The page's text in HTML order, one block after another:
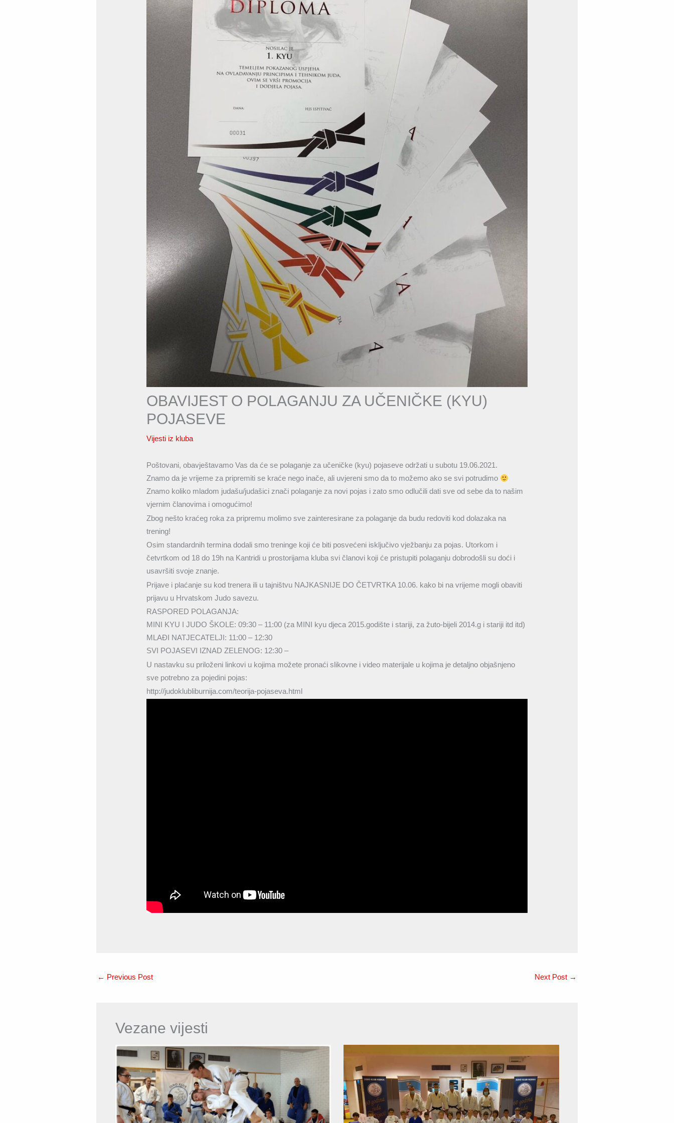
OBAVIJEST O POLAGANJU ZA UČENIČKE (KYU)
POJASEVE
Vijesti iz kluba
Poštovani, obavještavamo Vas da će se polaganje za učeničke (kyu) pojaseve održati u subotu 19.06.2021.
Znamo da je vrijeme za pripremiti se kraće nego inače, ali uvjereni smo da to možemo ako se svi potrudimo
Znamo koliko mladom judašu/judašici znači polaganje za novi pojas i zato smo odlučili dati sve od sebe da to našim
vjernim članovima i omogućimo!
Zbog nešto kraćeg roka za pripremu molimo sve zainteresirane za polaganje da budu redoviti kod dolazaka na
trening!
Osim standardnih termina dodali smo treninge koji će biti posvećeni isključivo vježbanju za pojas. Utorkom i
četvrtkom od 18 do 19h na Kantridi u prostorijama kluba svi članovi koji će pristupiti polaganju dobrodošli su doći i
usavršiti svoje znanje.
Prijave i plaćanje su kod trenera ili u tajništvu NAJKASNIJE DO ČETVRTKA 10.06. kako bi na vrijeme mogli obaviti
prijavu u Hrvatskom Judo savezu.
RASPORED POLAGANJA:
MINI KYU I JUDO ŠKOLE: 09:30 – 11:00 (za MINI kyu djeca 2015.godište i stariji, za žuto-bijeli 2014.g i stariji itd itd)
MLAĐI NATJECATELJI: 11:00 – 12:30
SVI POJASEVI IZNAD ZELENOG: 12:30 –
U nastavku su priloženi linkovi u kojima možete pronaći slikovne i video materijale u kojima je detaljno objašnjeno
sve potrebno za pojedini pojas:
http://judoklubliburnija.com/teorija-pojaseva.html
← Previous Post Next Post →
Vezane vijesti